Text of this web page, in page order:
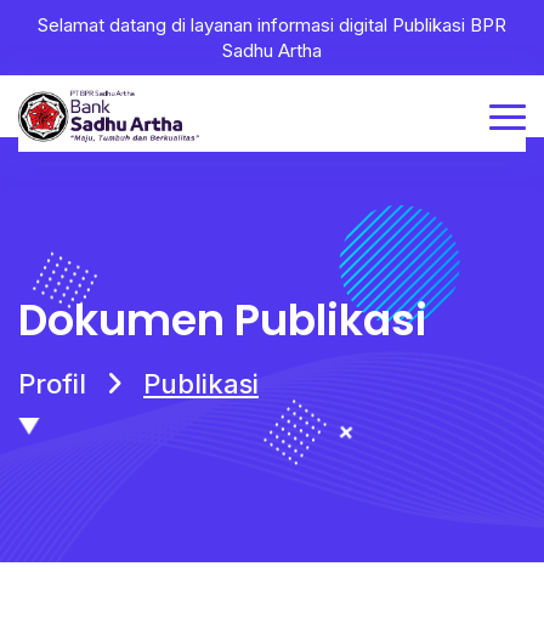
Selamat datang di layanan informasi digital Publikasi BPR
Sadhu Artha
Dokumen Publikasi
Profil Publikasi